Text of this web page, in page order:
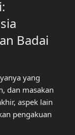
Badai
yang
dan masakan
aspek lain
pengakuan